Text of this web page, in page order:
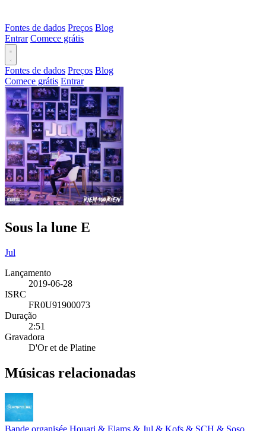
Fontes de dados Preços Blog
Entrar Comece grátis
Fontes de dados Preços Blog
Comece grátis Entrar
Sous la lune E
Jul
Lançamento
2019-06-28
ISRC
FR0U91900073
Duração
2:51
Gravadora
D'Or et de Platine
Músicas relacionadas
Bande organisée Houari & Elams & Jul & Kofs & SCH & Soso